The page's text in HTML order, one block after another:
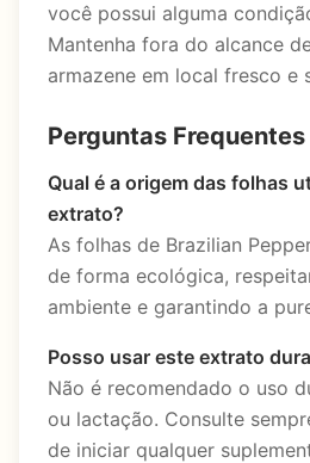
você possui alguma
Mantenha fora do alcance
armazene em local fresco e
Perguntas Frequentes
Qual é a origem das folhas
extrato?
As folhas de Brazilian
de forma ecológica,
ambiente e garantindo a
Posso usar este extrato
Não é recomendado o uso
ou lactação. Consulte
de iniciar qualquer